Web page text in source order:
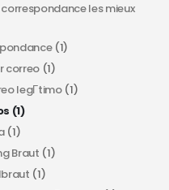
les mieux
(1)
correo(1)
legГ­timo(1)
(1)
(1)
Braut (1)
(1)